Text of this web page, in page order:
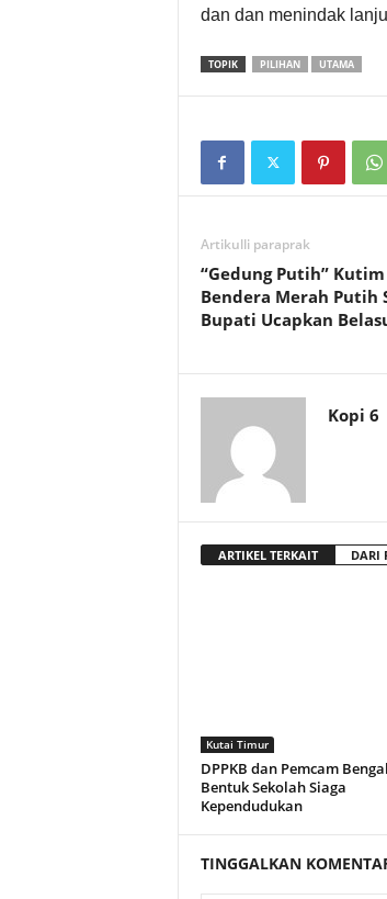
a
r
a
D
a
dan dan menindak
TOPIK PILIHAN UTAMA
Artikulli paraprak
“Gedung Putih”
Bendera Merah Putih
Bupati Ucapkan
Kopi 6
ARTIKEL TERKAIT DARI
Kutai Timur
DPPKB dan Pemcam
Bentuk Sekolah Siaga
Kependudukan
TINGGALKAN